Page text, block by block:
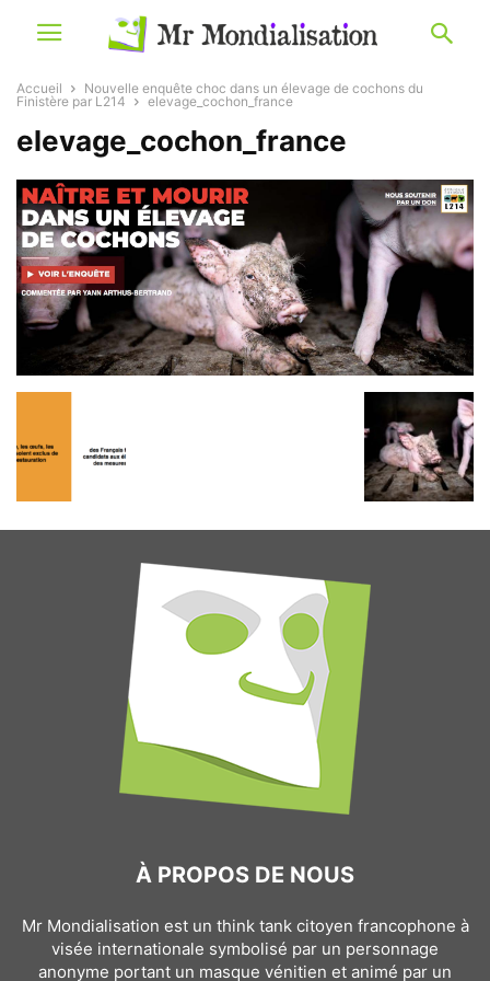
Accueil
Nouvelle enquête choc dans un élevage de cochons du
Finistère par L214
elevage_cochon_france
elevage_cochon_france
À PROPOS DE NOUS
Mr Mondialisation est un think tank citoyen francophone à
visée internationale symbolisé par un personnage
anonyme portant un masque vénitien et animé par un